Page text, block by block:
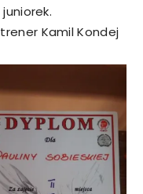
Kamil Kondej